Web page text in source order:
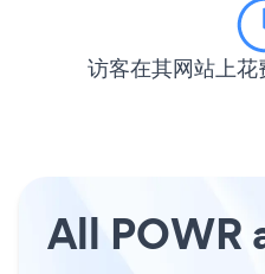
访客在其网站上花
All POWR